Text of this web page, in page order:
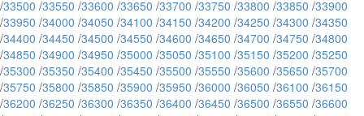
/33500 /33550 /33600 /33650 /33700 /33750 /33800 /33850 /33900
/33950 /34000 /34050 /34100 /34150 /34200 /34250 /34300 /34350
/34400 /34450 /34500 /34550 /34600 /34650 /34700 /34750 /34800
/34850 /34900 /34950 /35000 /35050 /35100 /35150 /35200 /35250
/35300 /35350 /35400 /35450 /35500 /35550 /35600 /35650 /35700
/35750 /35800 /35850 /35900 /35950 /36000 /36050 /36100 /36150
/36200 /36250 /36300 /36350 /36400 /36450 /36500 /36550 /36600